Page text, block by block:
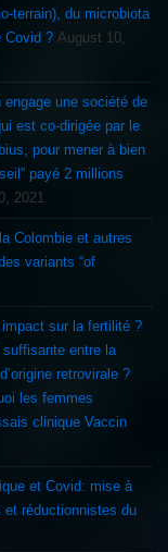
terrain), du microbiota
Covid ? August 10,
engage une société de
est co-dirigée par le
pour mener à bien
payé 2 millions
2021
Colombie et autres
variants “of
sur la fertilité ?
entre la
retrovirale ?
les femmes
clinique Vaccin
et Covid: mise à
et réductionnistes du